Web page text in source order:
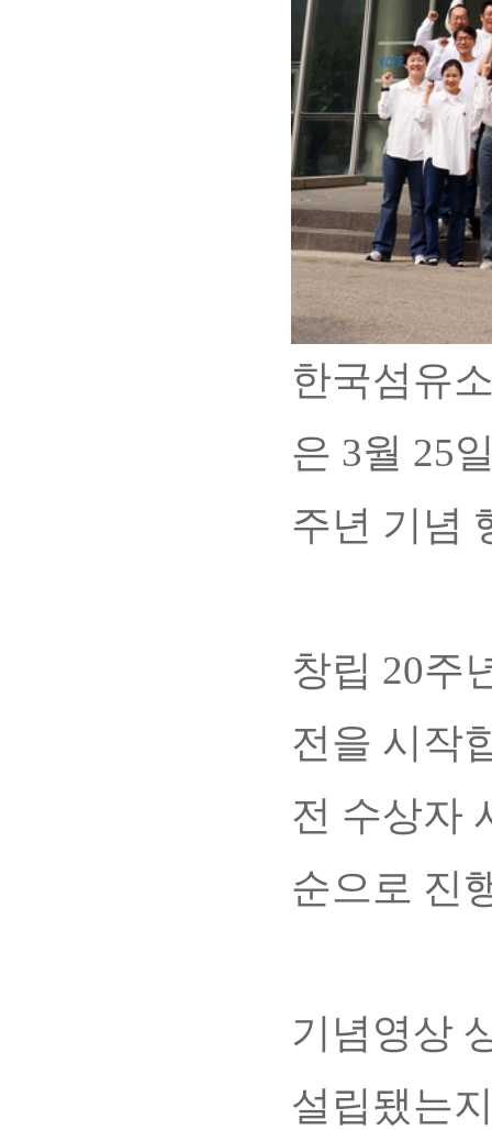
한국섬유
은 3월 25
주년 기념
창립 20주
전을 시작
전 수상자
순으로 진
기념영상
설립됐는